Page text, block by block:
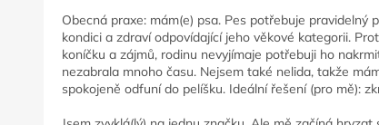
Obecná praxe: mám(e) psa. Pes potřebuje
kondici a zdraví odpovídající jeho věkové kategorii.
koníčku a zájmů, rodinu nevyjímaje potřebuji ho
nezabrala mnoho času. Nejsem také nelida, takže
spokojeně odfuní do pelíšku. Ideální řešení (pro mě):